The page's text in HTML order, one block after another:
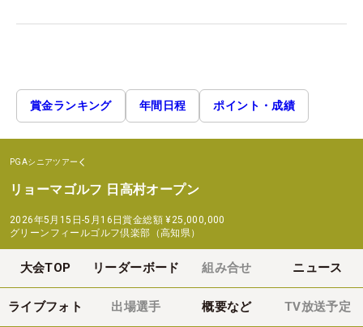
賞金ランキング 年間日程 ポイント・成績
PGAシニアツアー
リョーマゴルフ 日高村オープン
2026年5月15日-5月16日賞金総額 ¥25,000,000
グリーンフィールゴルフ倶楽部（高知県）
大会TOP リーダーボード 組み合せ ニュース
ライブフォト 出場選手 概要など TV放送予定